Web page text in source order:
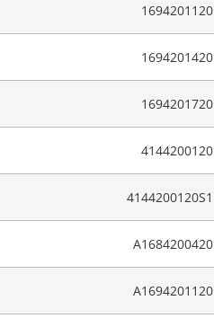
1694201120
1694201420
1694201720
4144200120
4144200120S1
A1684200420
A1694201120